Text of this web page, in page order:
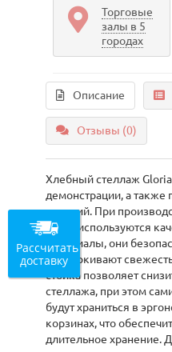
Торговые
залы в 5
городах
Описание
Отзывы (0)
Хлебный стеллаж
демонстрации, а
изделий. При
Gloria используются
материалы, они
подчеркивают
стойка позволяет
стеллажа, при этом
будут храниться в
корзинах, что
длительное хранение.
Рассчитать
доставку